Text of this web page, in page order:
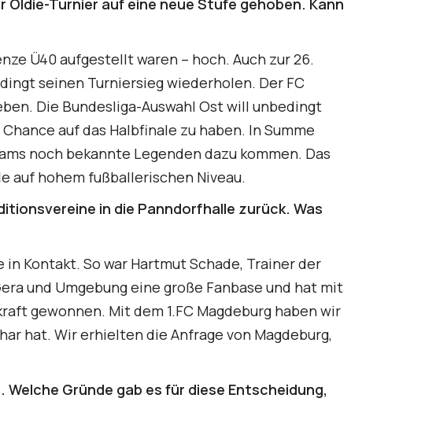
Turnier auf eine neue Stufe gehoben. Kann
Ü40 aufgestellt waren – hoch. Auch zur 26.
seinen Turniersieg wiederholen. Der FC
Die Bundesliga-Auswahl Ost will unbedingt
auf das Halbfinale zu haben. In Summe
noch bekannte Legenden dazu kommen. Das
auf hohem fußballerischen Niveau.
in die Panndorfhalle zurück. Was
Kontakt. So war Hartmut Schade, Trainer der
und Umgebung eine große Fanbase und hat mit
gewonnen. Mit dem 1.FC Magdeburg haben wir
hat. Wir erhielten die Anfrage von Magdeburg,
Gründe gab es für diese Entscheidung,